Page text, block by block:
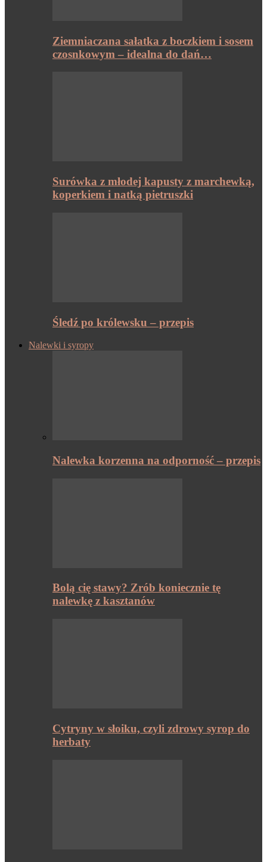
Ziemniaczana sałatka z boczkiem i sosem
czosnkowym – idealna do dań…
Surówka z młodej kapusty z marchewką,
koperkiem i natką pietruszki
Śledź po królewsku – przepis
Nalewki i syropy
Nalewka korzenna na odporność – przepis
Bolą cię stawy? Zrób koniecznie tę
nalewkę z kasztanów
Cytryny w słoiku, czyli zdrowy syrop do
herbaty